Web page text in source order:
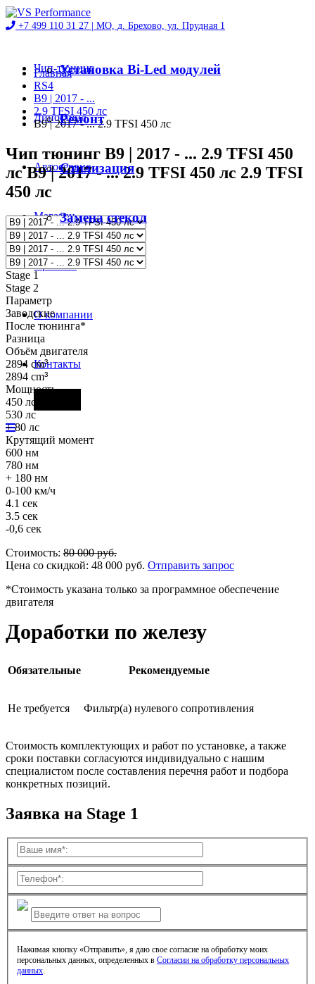
+7 499 110 31 27 | МО, д. Брехово, ул. Прудная 1
Чип-тюнинг
Диностенд
Автосервис
Магазин
Проекты
О компании
Контакты
Установка Bi-Led модулей
Ремонт
Стилизация
Замена стекол
Главная
RS4
B9 | 2017 - ...
2.9 TFSI 450 лс
B9 | 2017 - ... 2.9 TFSI 450 лс
Чип тюнинг B9 | 2017 - ... 2.9 TFSI 450
лс B9 | 2017 - ... 2.9 TFSI 450 лс 2.9 TFSI
450 лс
Stage 1
Stage 2
Параметр
Заводские
После тюнинга*
Разница
Объём двигателя
2894 cm³
2894 cm³
Мощность
450 лс
530 лс
+ 80 лс
Крутящий момент
600 нм
780 нм
+ 180 нм
0-100 км/ч
4.1 сек
3.5 сек
-0,6 сек
Стоимость: 80 000руб.
Цена со скидкой: 48 000 руб. Отправить запрос
*Стоимость указана только за программное обеспечение
двигателя
Доработки по железу
Обязательные Рекомендуемые
Не требуется Фильтр(а) нулевого сопротивления
Стоимость комплектующих и работ по установке, а также
сроки поставки согласуются индивидуально с нашим
специалистом после составления перечня работ и подбора
конкретных позиций.
Заявка на Stage 1
Нажимая кнопку «Отправить», я даю свое согласие на обработку моих
персональных данных, определенных в Согласии на обработку персональных
данных.